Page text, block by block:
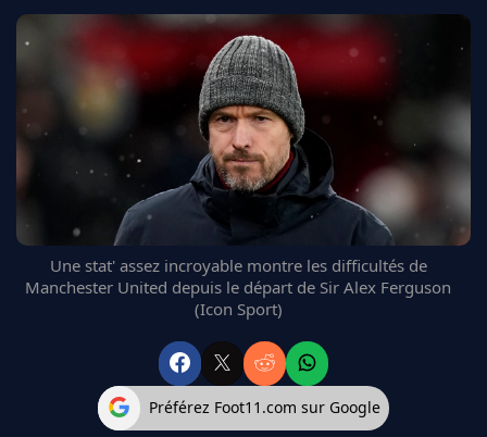
LIGUE 1
REAL MADRID
FC BARCELONE
MANCHESTER UNITED
ARSENAL
BAYERN
L'AVIS DE LA RÉDAC'
Une stat' assez incroyable montre les difficultés de
Manchester United depuis le départ de Sir Alex Ferguson
(Icon Sport)
Préférez Foot11.com sur Google